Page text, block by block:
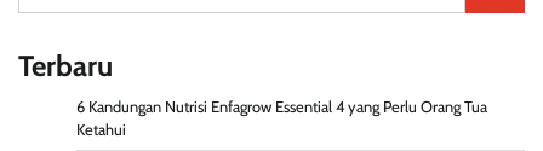
untuk:
Terbaru
6 Kandungan Nutrisi Enfagrow Essential 4 yang Perlu Orang Tua
Ketahui